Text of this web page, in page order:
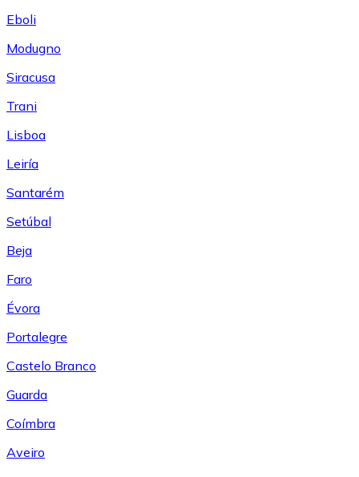
Eboli
Modugno
Siracusa
Trani
Lisboa
Leiría
Santarém
Setúbal
Beja
Faro
Évora
Portalegre
Castelo Branco
Guarda
Coímbra
Aveiro